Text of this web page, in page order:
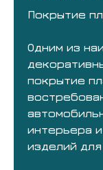
Покрытие
Одним из
покрытие
интерьера
изделий